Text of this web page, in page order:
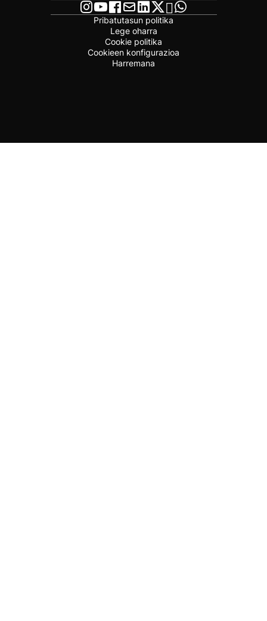
Pribatutasun politika
Lege oharra
Cookie politika
Cookieen konfigurazioa
Harremana